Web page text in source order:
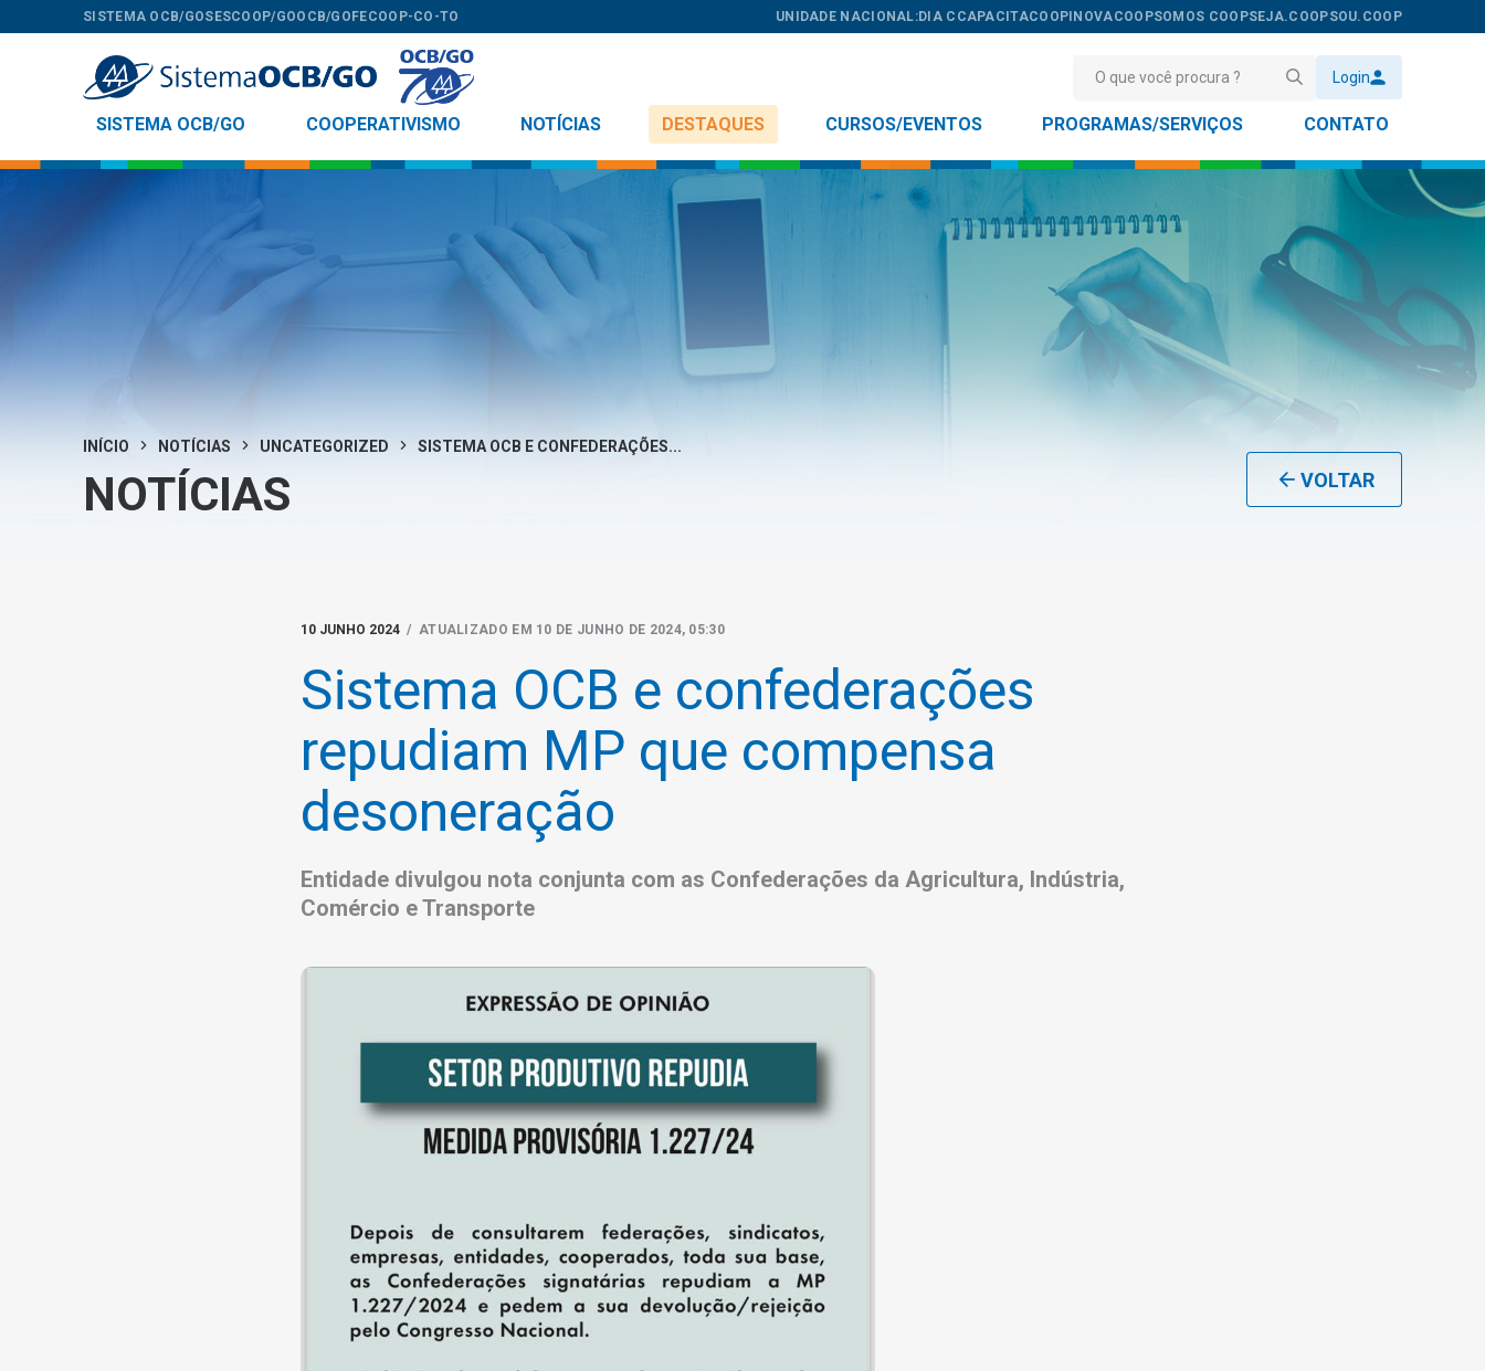
SISTEMA OCB/GOSESCOOP/GOOCB/GOFECOOP-CO-TO UNIDADE NACIONAL:DIA C CAPACITACOOPINOVACOOPSOMOS COOPSEJA.COOPSOU.COOP
Login
SISTEMA OCB/GO COOPERATIVISMO NOTÍCIAS DESTAQUES CURSOS/EVENTOS PROGRAMAS/SERVIÇOS CONTATO
INÍCIO NOTÍCIAS UNCATEGORIZED SISTEMA OCB E CONFEDERAÇÕES...
NOTÍCIAS VOLTAR
10 JUNHO 2024 / ATUALIZADO EM 10 DE JUNHO DE 2024, 05:30
Sistema OCB e confederações
repudiam MP que compensa
desoneração
Entidade divulgou nota conjunta com as Confederações da Agricultura, Indústria,
Comércio e Transporte